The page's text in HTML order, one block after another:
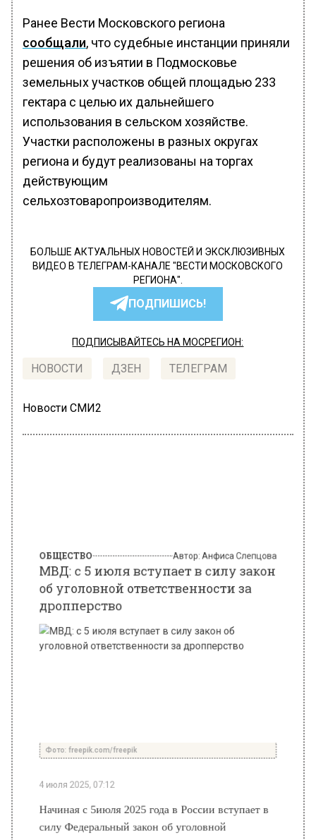
Ранее Вести Московского региона
сообщали, что судебные инстанции приняли
решения об изъятии в Подмосковье
земельных участков общей площадью 233
гектара с целью их дальнейшего
использования в сельском хозяйстве.
Участки расположены в разных округах
региона и будут реализованы на торгах
действующим
сельхозтоваропроизводителям.
БОЛЬШЕ АКТУАЛЬНЫХ НОВОСТЕЙ И ЭКСКЛЮЗИВНЫХ
ВИДЕО В ТЕЛЕГРАМ-КАНАЛЕ "ВЕСТИ МОСКОВСКОГО
РЕГИОНА".
ПОДПИШИСЬ!
ПОДПИСЫВАЙТЕСЬ НА МОСРЕГИОН:
НОВОСТИ ДЗЕН ТЕЛЕГРАМ
Новости СМИ2
4 июля 2025, 07:12
силу Федеральный закон об уголовной
ответственности за дропперство. Об этом
сообщила официальный представитель МВД РФ